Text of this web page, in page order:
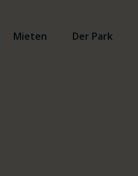
Mieten Der Park